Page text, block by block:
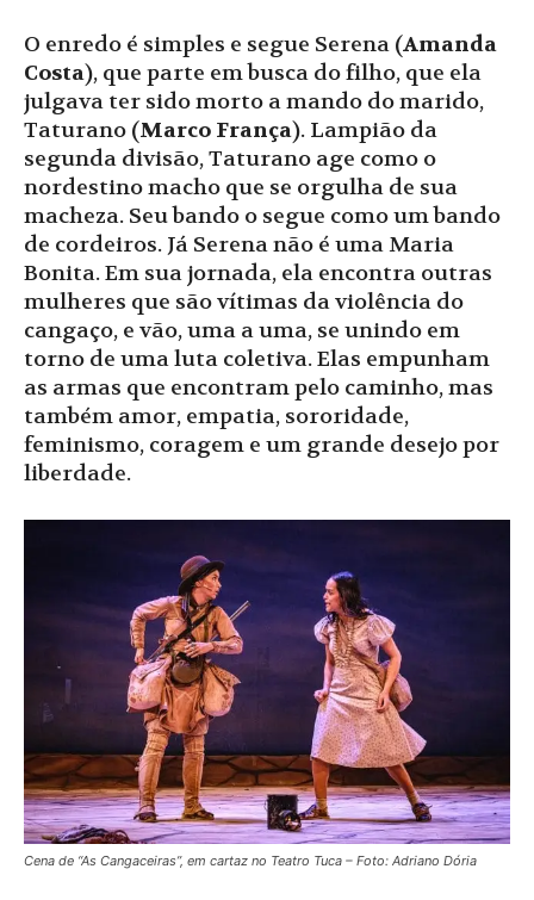
O enredo é simples e segue Serena (Amanda
Costa), que parte em busca do filho, que ela
julgava ter sido morto a mando do marido,
Taturano (Marco França). Lampião da
segunda divisão, Taturano age como o
nordestino macho que se orgulha de sua
macheza. Seu bando o segue como um bando
de cordeiros. Já Serena não é uma Maria
Bonita. Em sua jornada, ela encontra outras
mulheres que são vítimas da violência do
cangaço, e vão, uma a uma, se unindo em
torno de uma luta coletiva. Elas empunham
as armas que encontram pelo caminho, mas
também amor, empatia, sororidade,
feminismo, coragem e um grande desejo por
liberdade.
Cena de “As Cangaceiras”, em cartaz no Teatro Tuca – Foto: Adriano Dória